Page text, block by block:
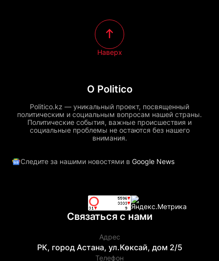
О Politico
Politico.kz — уникальный проект, посвященный
политическим и социальным вопросам нашей страны.
Политические события, важные происшествия и
социальные проблемы не остаются без нашего
внимания.
Следите за нашими новостями в Google News
Наверх
Связаться с нами
Адрес
РК, город Астана, ул.Көксай, дом 2/5
Телефон